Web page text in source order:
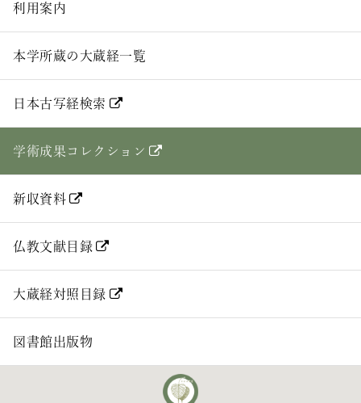
利用案内
本学所蔵の大蔵経一覧
日本古写経検索
学術成果コレクション
新収資料
仏教文献目録
大蔵経対照目録
図書館出版物